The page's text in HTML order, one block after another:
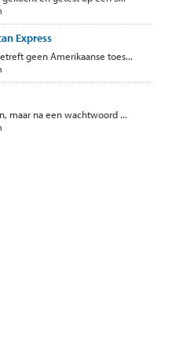
Express
geen Amerikaanse toes...
maar na een wachtwoord ...